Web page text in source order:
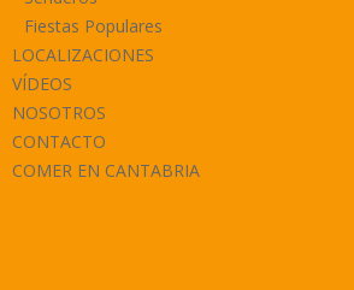
Fiestas Populares
LOCALIZACIONES
VÍDEOS
NOSOTROS
CONTACTO
COMER EN CANTABRIA